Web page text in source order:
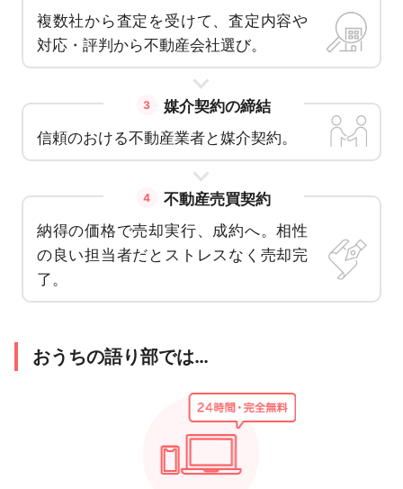
複数社から査定を受けて、査定内容や
対応・評判から不動産会社選び。
3
媒介契約の締結
信頼のおける不動産業者と媒介契約。
4
不動産売買契約
納得の価格で売却実行、成約へ。相性
の良い担当者だとストレスなく売却完
了。
おうちの語り部では…